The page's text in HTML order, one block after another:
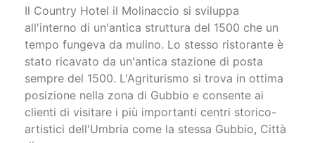
Il Country Hotel il Molinaccio si sviluppa
all'interno di un'antica struttura del 1500 che un
tempo fungeva da mulino. Lo stesso ristorante è
stato ricavato da un'antica stazione di posta
sempre del 1500. L'Agriturismo si trova in ottima
posizione nella zona di Gubbio e consente ai
clienti di visitare i più importanti centri storico-
artistici dell'Umbria come la stessa Gubbio, Città